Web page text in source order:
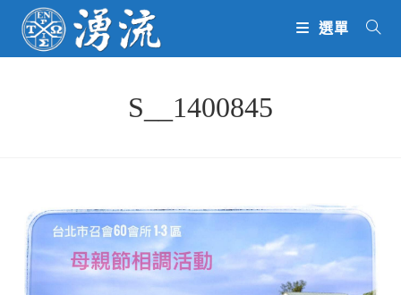
content
選單
S__1400845